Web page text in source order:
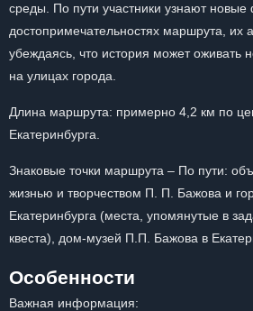
среды. По пути участники узнают новые
достопримечательностях маршрута, их
убеждаясь, что история может оживать
на улицах города.
Длина маршрута: примерно 4,2 км по
Екатеринбурга.
Знаковые точки маршрута – По пути:
жизнью и творчеством П. П. Бажова и
Екатеринбурга (места, упомянутые в
квеста), дом-музей П.П. Бажова в
Особенности
Важная информация: